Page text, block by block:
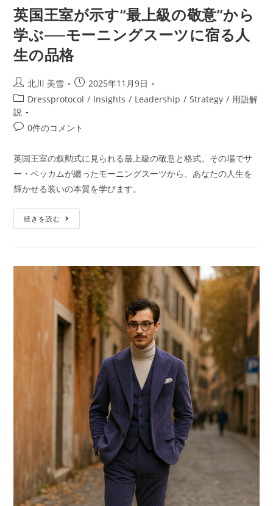
英国王室が示す“最上級の敬意”から
学ぶ──モーニングスーツに宿る人
生の品格
北川 美雪
2025年11月9日
Dressprotocol / Insights / Leadership / Strategy / 用語解
説
0件のコメント
英国王室の叙勲式に見られる最上級の敬意と格式。その場でサ
ー・ベッカムが纏ったモーニングスーツから、あなたの人生を
輝かせる装いの本質を学びます。
続きを読む